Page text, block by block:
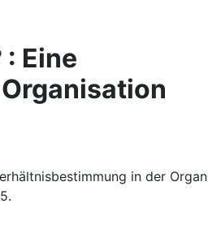
Eine
in der